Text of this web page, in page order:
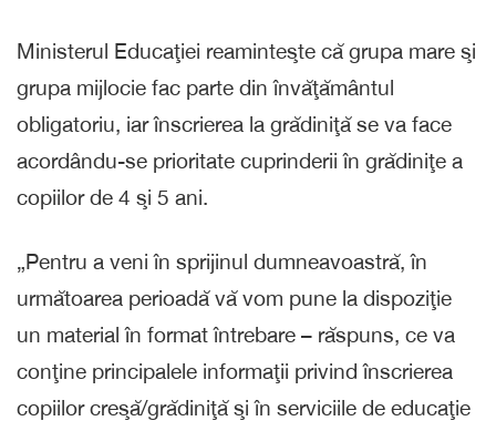
Ministerul Educaţiei reaminteşte că grupa mare şi
grupa mijlocie fac parte din învăţământul
obligatoriu, iar înscrierea la grădiniţă se va face
acordându-se prioritate cuprinderii în grădiniţe a
copiilor de 4 şi 5 ani.
„Pentru a veni în sprijinul dumneavoastră, în
următoarea perioadă vă vom pune la dispoziţie
un material în format întrebare – răspuns, ce va
conţine principalele informaţii privind înscrierea
copiilor creşă/grădiniţă şi în serviciile de educaţie